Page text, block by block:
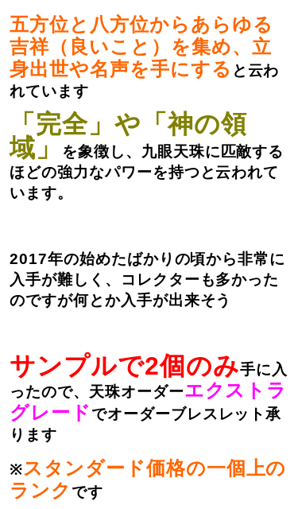
五方位と八方位からあらゆる
吉祥（良いこと）を集め、立
身出世や名声を手にする と云わ
れています
「完全」や「神の領
域」
を象徴し、九眼天珠に匹敵する
ほどの強力なパワーを持つと云われて
います。
2017年の始めたばかりの頃から非常に
入手が難しく、コレクターも多かった
のですが何とか入手が出来そう
サンプルで2個のみ手に入
ったので、天珠オーダーエクストラ
グレード でオーダーブレスレット承
ります
※スタンダード価格の一個上の
ランク です